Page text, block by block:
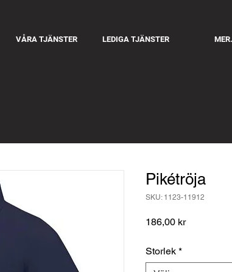
VÅRA TJÄNSTER LEDIGA TJÄNSTER
Pikétröja
SKU: 1123-11912
186,00 krPris
Storlek *